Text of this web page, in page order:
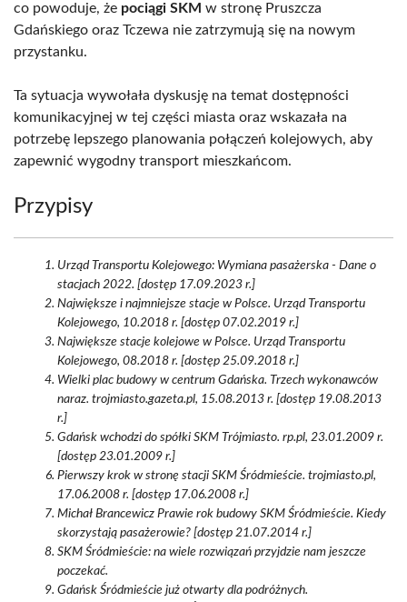
co powoduje, że pociągi SKM w stronę Pruszcza
Gdańskiego oraz Tczewa nie zatrzymują się na nowym
przystanku.
Ta sytuacja wywołała dyskusję na temat dostępności
komunikacyjnej w tej części miasta oraz wskazała na
potrzebę lepszego planowania połączeń kolejowych, aby
zapewnić wygodny transport mieszkańcom.
Przypisy
Urząd Transportu Kolejowego: Wymiana pasażerska - Dane o
stacjach 2022. [dostęp 17.09.2023 r.]
Największe i najmniejsze stacje w Polsce. Urząd Transportu
Kolejowego, 10.2018 r. [dostęp 07.02.2019 r.]
Największe stacje kolejowe w Polsce. Urząd Transportu
Kolejowego, 08.2018 r. [dostęp 25.09.2018 r.]
Wielki plac budowy w centrum Gdańska. Trzech wykonawców
naraz. trojmiasto.gazeta.pl, 15.08.2013 r. [dostęp 19.08.2013
r.]
Gdańsk wchodzi do spółki SKM Trójmiasto. rp.pl, 23.01.2009 r.
[dostęp 23.01.2009 r.]
Pierwszy krok w stronę stacji SKM Śródmieście. trojmiasto.pl,
17.06.2008 r. [dostęp 17.06.2008 r.]
Michał Brancewicz Prawie rok budowy SKM Śródmieście. Kiedy
skorzystają pasażerowie? [dostęp 21.07.2014 r.]
SKM Śródmieście: na wiele rozwiązań przyjdzie nam jeszcze
poczekać.
Gdańsk Śródmieście już otwarty dla podróżnych.